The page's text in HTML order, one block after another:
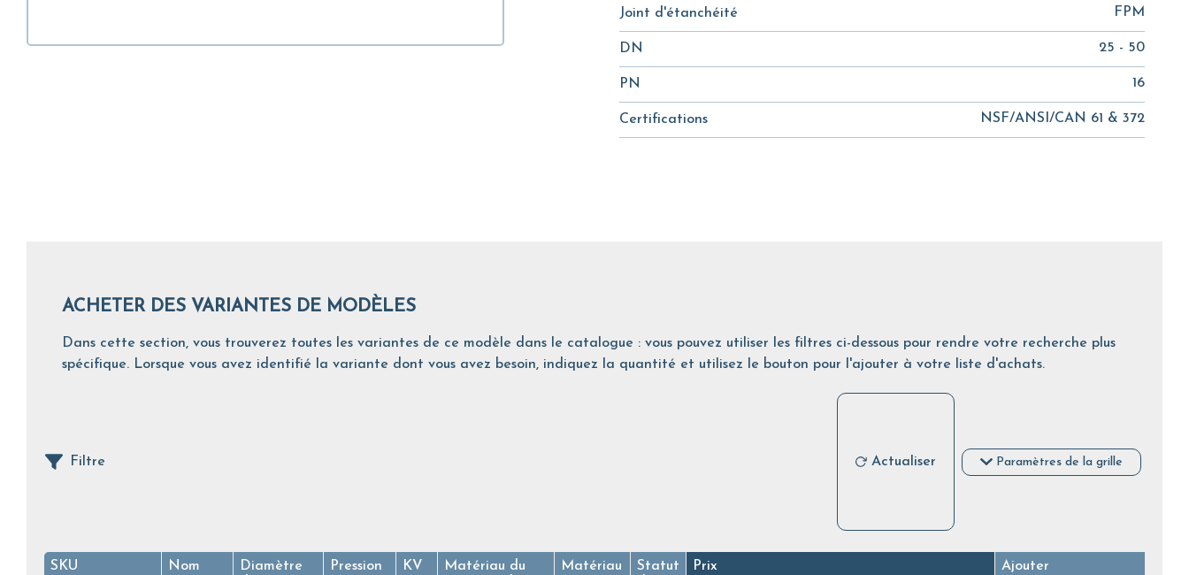
Joint d'étanchéité FPM
DN 25 - 50
PN 16
Certifications NSF/ANSI/CAN 61 & 372
ACHETER DES VARIANTES DE MODÈLES
Dans cette section, vous trouverez toutes les variantes de ce modèle dans le catalogue : vous pouvez utiliser les filtres ci-dessous pour rendre votre recherche plus
spécifique. Lorsque vous avez identifié la variante dont vous avez besoin, indiquez la quantité et utilisez le bouton pour l'ajouter à votre liste d'achats.
Filtre Actualiser Paramètres de la grille
SKU Nom
Diamètre
Pression
KV
Matériau du
Matériau
Statut
Prix Ajouter